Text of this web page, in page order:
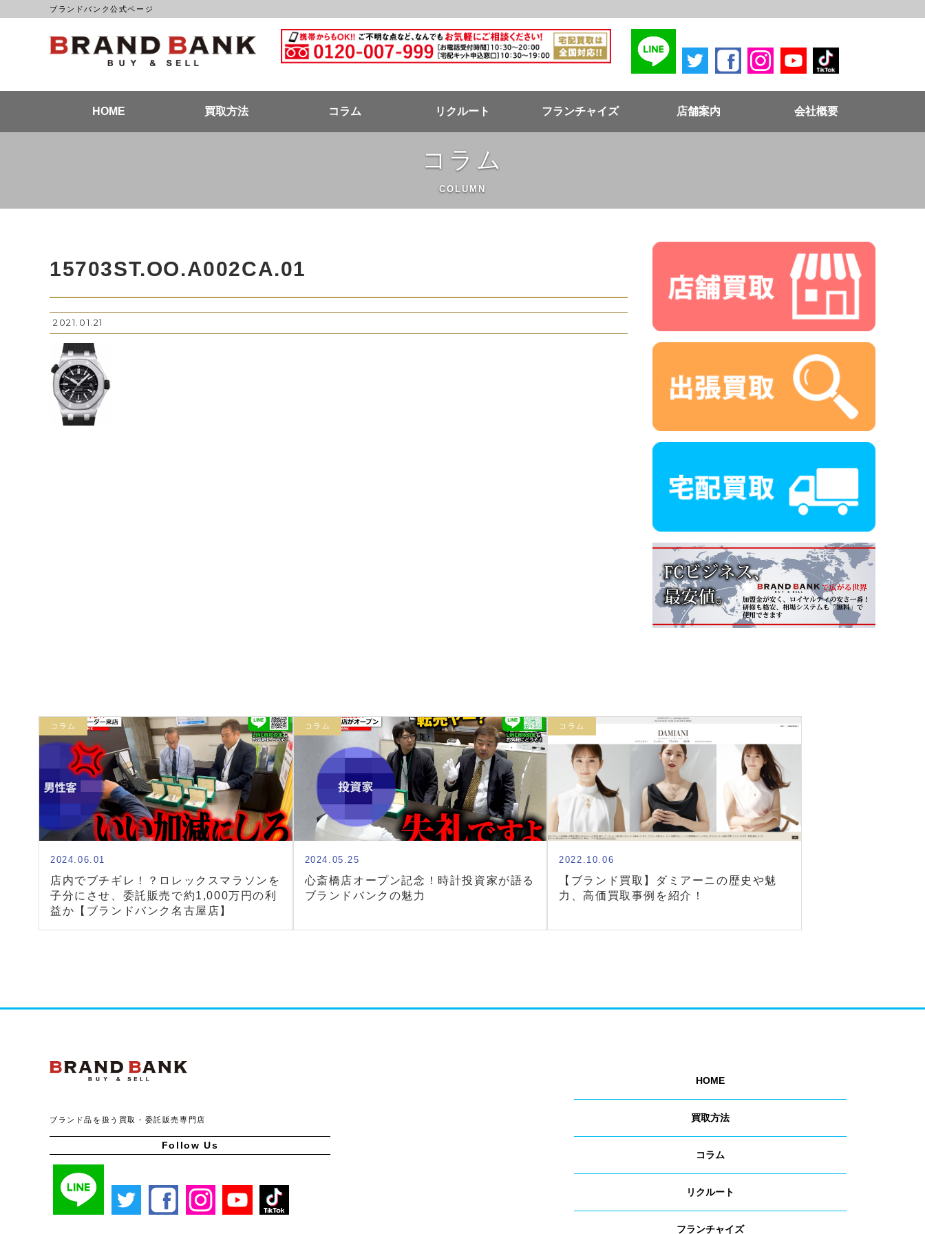
ブランドバンク公式ページ
ブランドバンク公式ページ
HOME 買取方法 コラム リクルート フランチャイズ 店舗案内 会社概要
コラム
COLUMN
15703ST.OO.A002CA.01
2021.01.21
コラム
2024.06.01
店内でブチギレ！？ロレックスマラソンを
子分にさせ、委託販売で約1,000万円の利
益か【ブランドバンク名古屋店】
コラム
2024.05.25
心斎橋店オープン記念！時計投資家が語る
ブランドバンクの魅力
コラム
2022.10.06
【ブランド買取】ダミアーニの歴史や魅
力、高価買取事例を紹介！
ブランド品を扱う買取・委託販売専門店
Follow Us
HOME
買取方法
コラム
リクルート
フランチャイズ